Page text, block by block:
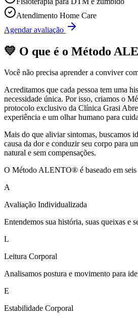
Atendimento Home Care
Agendar avaliação
💛 O que é o Método
Você não precisa aprender a conviver
Acreditamos que cada pessoa tem uma
necessidade única. Por isso, criamos o
protocolo exclusivo da Clínica Grasi
experiência e um olhar humano para
Mais do que aliviar sintomas, buscamos
causa da dor e conduzir seu corpo para
natural e sem compensações.
O Método ALENTO® é baseado em seis
A
Avaliação Individualizada
Entendemos sua história, suas queixas e
L
Leitura Corporal
Analisamos postura e movimento para
E
Estabilidade Corporal